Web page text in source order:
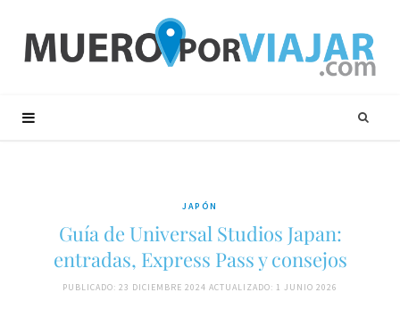
JAPÓN
Guía de Universal Studios Japan:
entradas, Express Pass y consejos
PUBLICADO: 23 DICIEMBRE 2024 ACTUALIZADO: 1 JUNIO 2026